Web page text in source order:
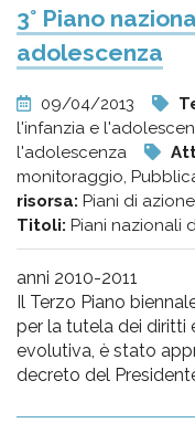
3° Piano
adolescenza
09/04/2013
l'infanzia e
l'adolescenza
monitoraggio,
risorsa: Piani di
Titoli: Piani nazionali
anni 2010-2011
Il Terzo Piano
per la tutela dei diritti
evolutiva, è stato
decreto del